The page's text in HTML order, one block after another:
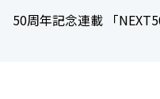
50周年記念連載 「